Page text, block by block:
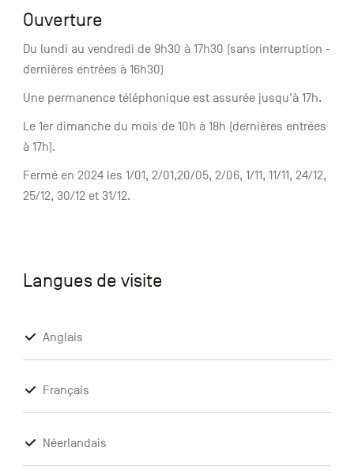
Ouverture
Du lundi au vendredi de 9h30 à 17h30 (sans interruption -
dernières entrées à 16h30)
Une permanence téléphonique est assurée jusqu'à 17h.
Le 1er dimanche du mois de 10h à 18h (dernières entrées
à 17h).
Fermé en 2024 les 1/01, 2/01,20/05, 2/06, 1/11, 11/11, 24/12,
25/12, 30/12 et 31/12.
Langues de visite
Anglais
Français
Néerlandais